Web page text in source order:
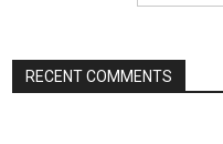
RECENT COMMENTS